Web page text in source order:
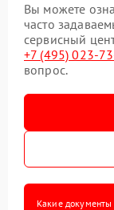
Вы можете
часто
сервисный
+7 (495) 023-
вопрос.
Какие документы